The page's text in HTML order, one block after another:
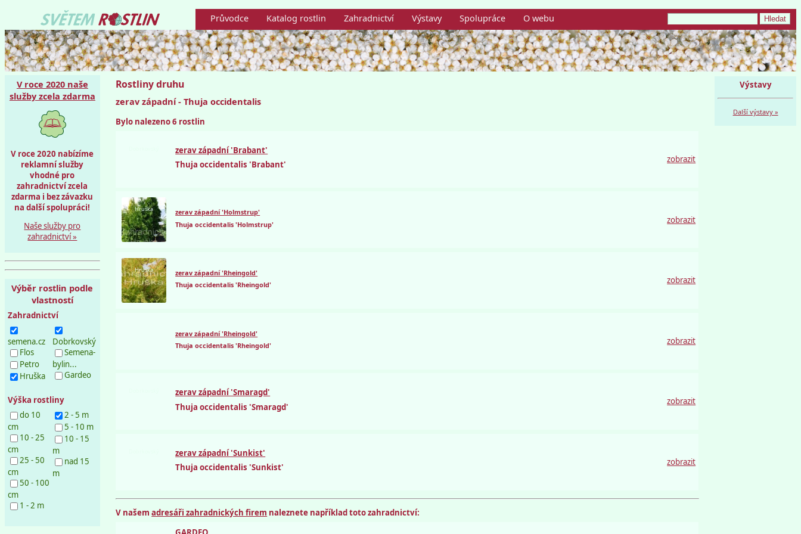
Průvodce Katalog rostlin Zahradnictví Výstavy Spolupráce O webu
V roce 2020 naše
služby zcela zdarma
V roce 2020 nabízíme
reklamní služby
vhodné pro
zahradnictví zcela
zdarma i bez závazku
na další spolupráci!
Naše služby pro
zahradnictví »
Výběr rostlin podle
vlastností
Zahradnictví
semena.cz
Flos
Petro
Hruška
Dobrkovský
Semena-
bylin...
Gardeo
Výška rostliny
do 10
cm
10 - 25
cm
25 - 50
cm
50 - 100
cm
1 - 2 m
2 - 5 m
5 - 10 m
10 - 15
m
nad 15
m
Rostliny druhu
zerav západní - Thuja occidentalis
Bylo nalezeno 6 rostlin
zerav západní 'Brabant'
Thuja occidentalis 'Brabant'
zobrazit
Hruška
zerav západní 'Holmstrup'
Thuja occidentalis 'Holmstrup'
zobrazit
Hruška
zerav západní 'Rheingold'
Thuja occidentalis 'Rheingold'
zobrazit
zerav západní 'Rheingold'
Thuja occidentalis 'Rheingold'
zobrazit
zerav západní 'Smaragd'
Thuja occidentalis 'Smaragd'
zobrazit
zerav západní 'Sunkist'
Thuja occidentalis 'Sunkist'
zobrazit
V našemadresáři zahradnických firem naleznete například toto zahradnictví:
Výstavy
Další výstavy »